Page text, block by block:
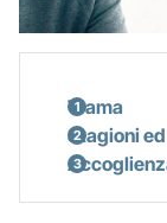
Trama
Stagioni